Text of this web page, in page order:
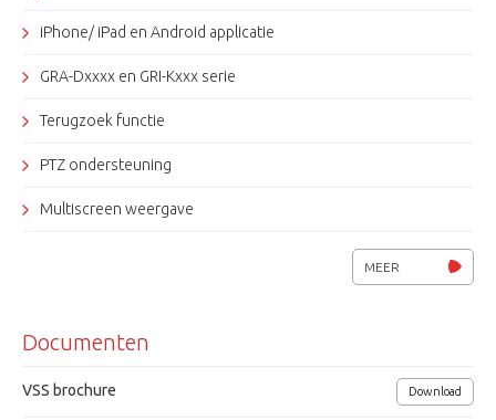
iPhone/ iPad en Android applicatie
GRA-Dxxxx en GRI-Kxxx serie
Terugzoek functie
PTZ ondersteuning
Multiscreen weergave
Grundig
MEER
Documenten
VSS brochure Download